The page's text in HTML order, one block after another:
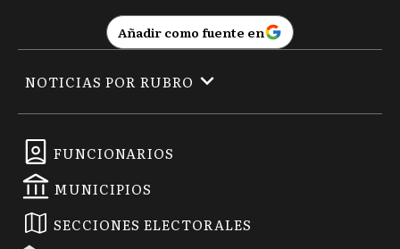
Añadir como fuente en
FUNCIONARIOS
MUNICIPIOS
SECCIONES ELECTORALES
NOTICIAS POR RUBRO